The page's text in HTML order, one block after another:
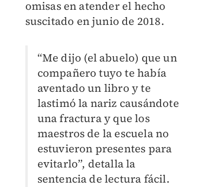
omisas en atender el hecho
suscitado en junio de 2018.
“Me dijo (el abuelo) que un
compañero tuyo te había
aventado un libro y te
lastimó la nariz causándote
una fractura y que los
maestros de la escuela no
estuvieron presentes para
evitarlo”, detalla la
sentencia de lectura fácil.